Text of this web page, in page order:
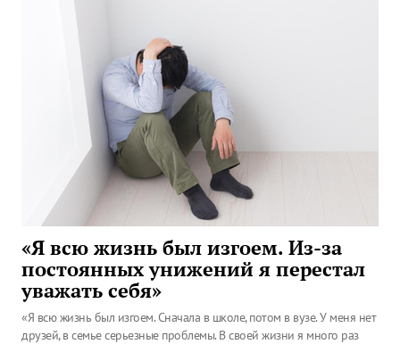
«Я всю жизнь был изгоем. Из-за
постоянных унижений я перестал
уважать себя»
«Я всю жизнь был изгоем. Сначала в школе, потом в вузе. У меня нет
друзей, в семье серьезные проблемы. В своей жизни я много раз